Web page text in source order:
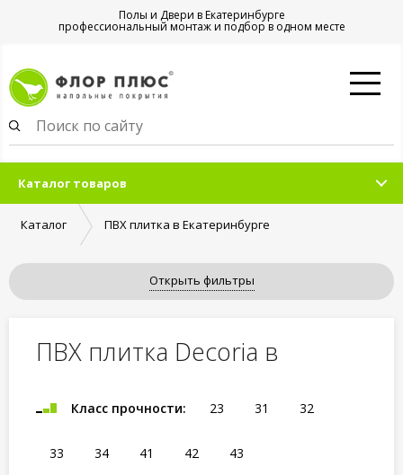
Полы и Двери в Екатеринбурге
профессиональный монтаж и подбор в одном месте
Каталог товаров
Каталог ПВХ плитка в Екатеринбурге
Открыть фильтры
ПВХ плитка Decoria в
Класс прочности: 23 31 32
33 34 41 42 43